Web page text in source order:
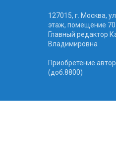
127015, г. Москва,
этаж, помещение
Главный редактор
Владимировна
Приобретение
(доб.8800)